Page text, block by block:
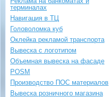
терминалах
Навигация в ТЦ
Головоломка куб
Оклейка рекламой транспорта
Вывеска с логотипом
Объемная вывеска на фасаде
POSM
Производство ПОС материалов
Вывеска розничного магазина